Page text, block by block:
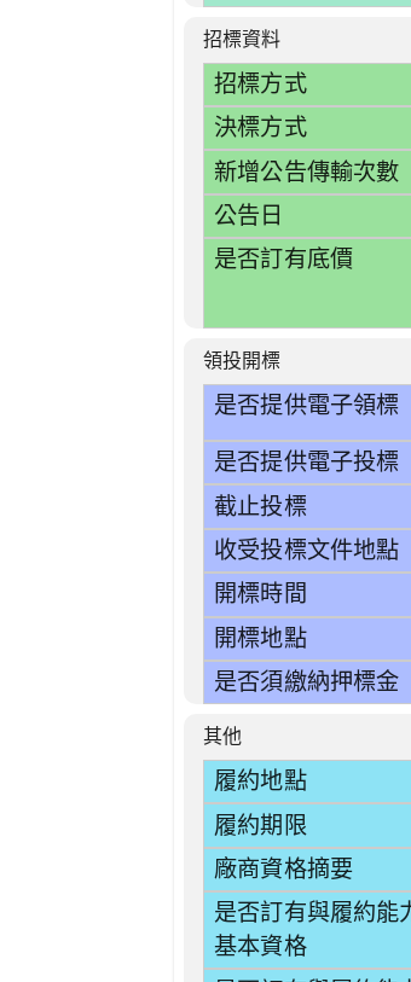
招標資料
招標方式
決標方式
新增公告傳輸次數
公告日
是否訂有底價
領投開標
是否提供電子領標
是否提供電子投標
截止投標
收受投標文件地點
開標時間
開標地點
是否須繳納押標金
其他
履約地點
履約期限
廠商資格摘要
是否訂有與履約能
基本資格